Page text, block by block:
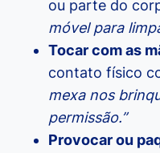
ou parte do
móvel para
Tocar com as
contato físico
mexa nos
permissão.”
Provocar ou